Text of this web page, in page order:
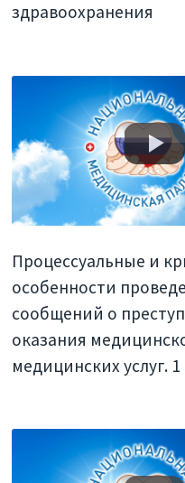
здравоохранения
Процессуальные и
особенности
сообщений о
оказания
медицинских услуг. 1